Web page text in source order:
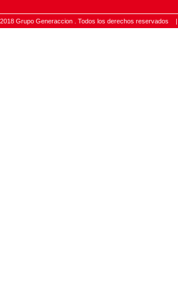
2018 Grupo Generaccion . Todos los derechos reservados |